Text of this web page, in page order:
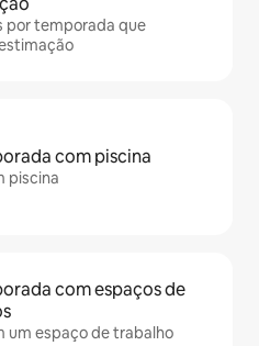
por temporada que
com piscina
piscina
com espaços de
um espaço de trabalho